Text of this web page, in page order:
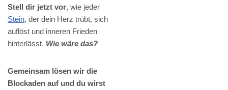
Stell dir jetzt vor, wie jeder
Stein, der dein Herz trübt, sich
auflöst und inneren Frieden
hinterlässt. Wie wäre das?
Gemeinsam lösen wir die
Blockaden auf und du wirst